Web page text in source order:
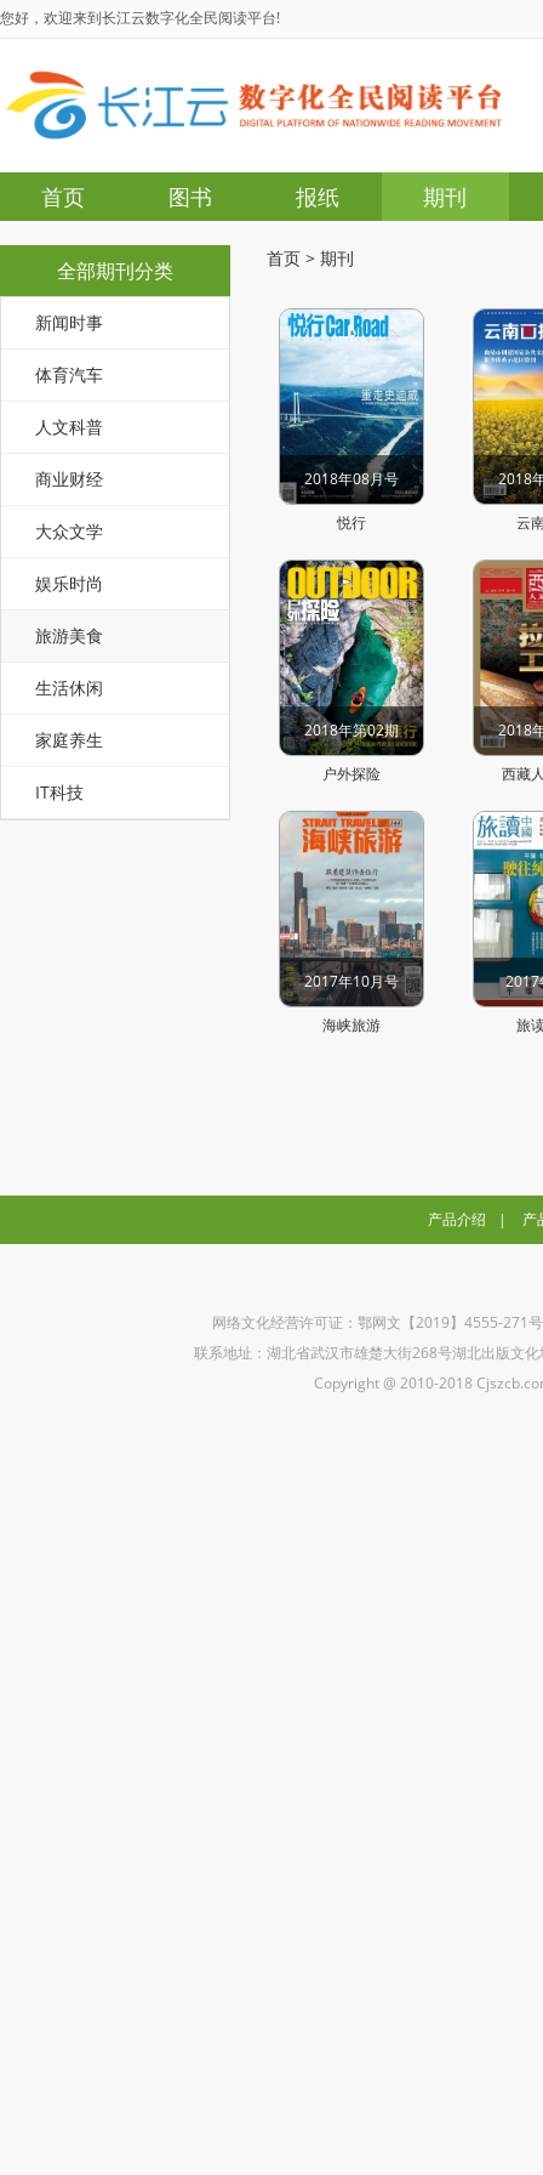
您好，欢迎来到长江云数字化全民阅读平台!
首页 图书 报纸 期刊
全部期刊分类
新闻时事
体育汽车
人文科普
商业财经
大众文学
娱乐时尚
旅游美食
生活休闲
家庭养生
IT科技
首页 > 期刊
2018年08月号
悦行
2018
云
2018年第02期
户外探险
2018
西藏
2017年10月号
海峡旅游
2017
旅
产品介绍 | 产
网络文化经营许可证：鄂网文【2019】4555-271
联系地址：湖北省武汉市雄楚大街268号湖北出版文
Copyright @ 2010-2018